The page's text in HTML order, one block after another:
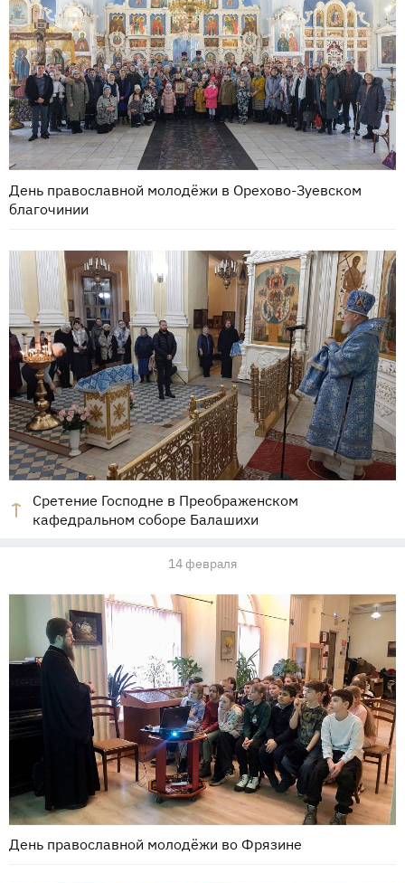
День православной молодёжи в Орехово-Зуевском
благочинии
Сретение Господне в Преображенском
кафедральном соборе Балашихи
14 февраля
День православной молодёжи во Фрязине